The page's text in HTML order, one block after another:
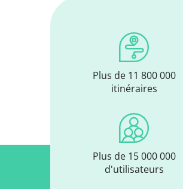
Plus de 11 800 000
itinéraires
Plus de 15 000 000
d'utilisateurs